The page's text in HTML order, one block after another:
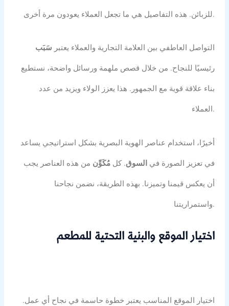
للزبائن. هذه التفاصيل هي ما تجعل العملاء يعودون مرة أخرى.
التواصل العاطفي بين العلامة التجارية والعملاء يعتبر سَبَب
رئيسيًا للنجاح. من خلال قصص ملهمة ورسائل واضحة، نستطيع
بناء علاقة قوية مع الجمهور. هذا يعزز الولاء ويزيد من عدد
العملاء.
أخيرًا، استخدام عناصر الهوية البصرية بشكل استراتيجي يساعد
في تعزيز الصورة في السوق. كل مُكَوِّن من هذه العناصر يجب
أن يعكس قيمنا وتميزنا. بهذه الطريقة، نضمن نجاحنا
واستمراريتنا.
اختيار الموقع والبنية التحتية للمطعم
اختيار الموقع المناسب يعتبر خطوة حاسمة في نجاح أي عمل.